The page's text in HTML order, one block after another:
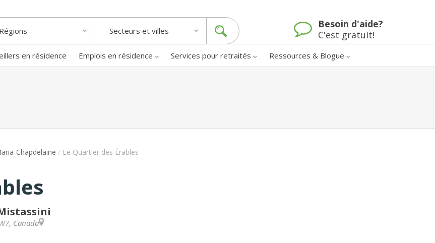
Régions Secteurs et villes
Besoin d'aide?
C'est gratuit!
en résidence Emplois en résidence Services pour retraités Ressources & Blogue
Chapdelaine / Le Quartier des Érables
, Canada